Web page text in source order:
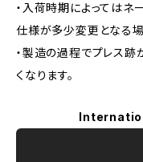
・入荷時期によってはネ
仕様が多少変更となる場
・製造の過程でプレス
くなります。